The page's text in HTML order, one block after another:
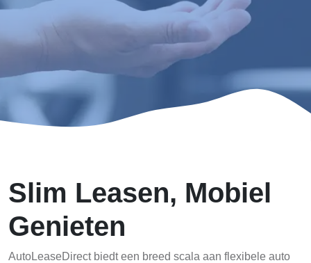
Slim Leasen, Mobiel
Genieten
AutoLeaseDirect biedt een breed scala aan flexibele auto